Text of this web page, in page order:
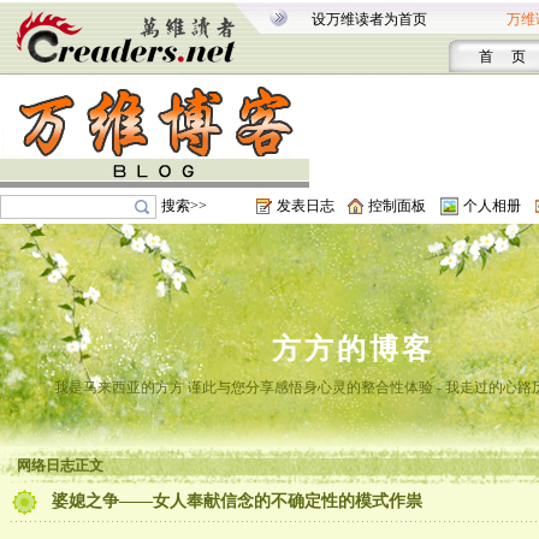
设万维读者为首页 万维
首 页
搜索>> 发表日志 控制面板 个人相册
方方的博客
我是马来西亚的方方 谨此与您分享感悟身心灵的整合性体验 - 我走过的心路
网络日志正文
婆媳之争——女人奉献信念的不确定性的模式作祟